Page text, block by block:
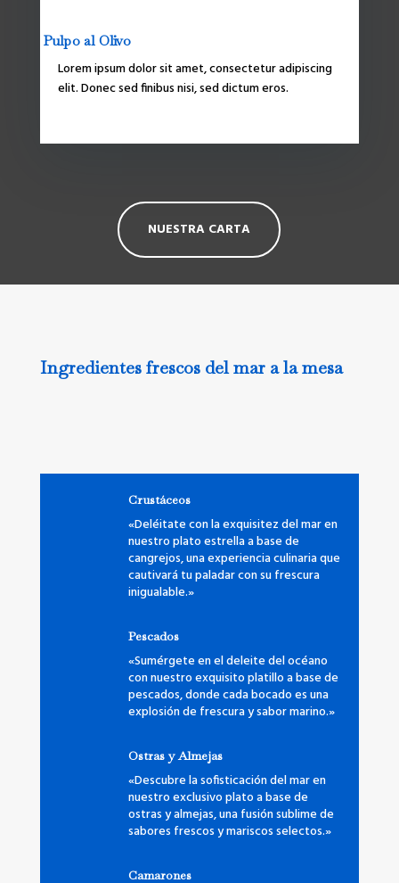
Pulpo al Olivo
Lorem ipsum dolor sit amet, consectetur adipiscing
elit. Donec sed finibus nisi, sed dictum eros.
NUESTRA CARTA
Ingredientes frescos del mar a la mesa
Crustáceos
«Deléitate con la exquisitez del mar en
nuestro plato estrella a base de
cangrejos, una experiencia culinaria que
cautivará tu paladar con su frescura
inigualable.»
Pescados
«Sumérgete en el deleite del océano
con nuestro exquisito platillo a base de
pescados, donde cada bocado es una
explosión de frescura y sabor marino.»
Ostras y Almejas
«Descubre la sofisticación del mar en
nuestro exclusivo plato a base de
ostras y almejas, una fusión sublime de
sabores frescos y mariscos selectos.»
Camarones